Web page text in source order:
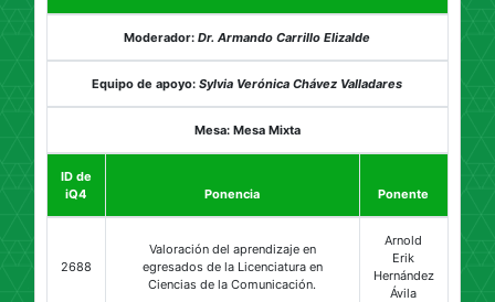
Moderador:Dr. Armando Carrillo Elizalde
Equipo de apoyo:Sylvia Verónica Chávez Valladares
Mesa: Mesa Mixta
ID de
iQ4
Ponencia Ponente
2688
Valoración del aprendizaje en
egresados de la Licenciatura en
Ciencias de la Comunicación.
Arnold
Erik
Hernández
Ávila